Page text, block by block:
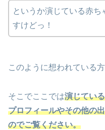
というか演じている赤
すけどっ！
このように想われている
そこでここでは演じてい
プロフィールやその他の
のでご覧ください。